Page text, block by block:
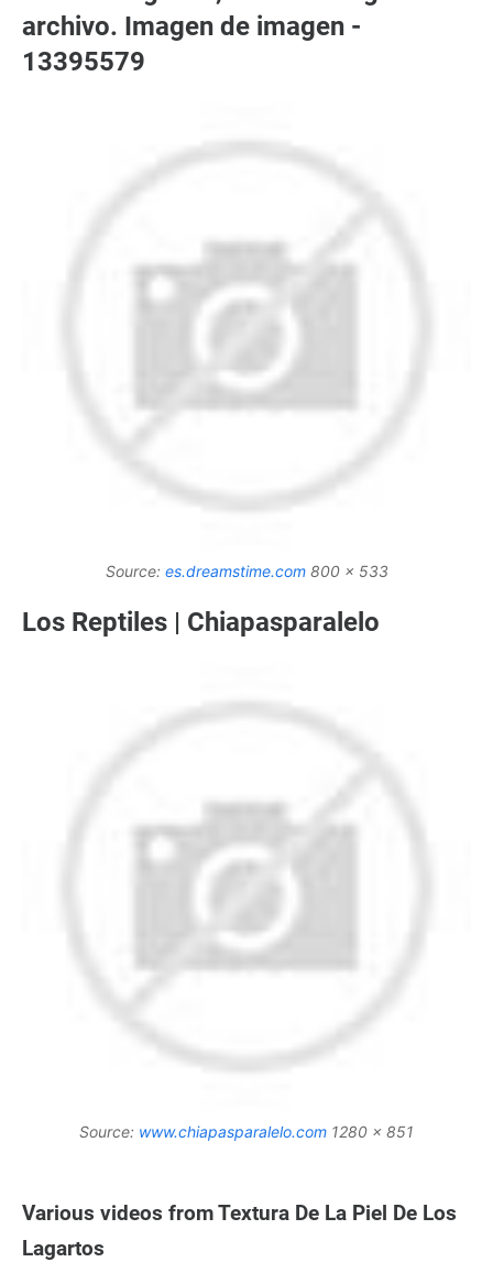
archivo. Imagen de imagen -
13395579
Source: es.dreamstime.com800 x 533
Los Reptiles | Chiapasparalelo
Source: www.chiapasparalelo.com 1280 x 851
Various videos from Textura De La Piel De Los
Lagartos